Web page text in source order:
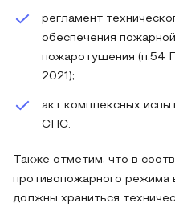
регламент
обеспечения
пожаротушения (п.54
2021);
акт комплексных
СПС.
Также отметим, что в
противопожарного
должны храниться